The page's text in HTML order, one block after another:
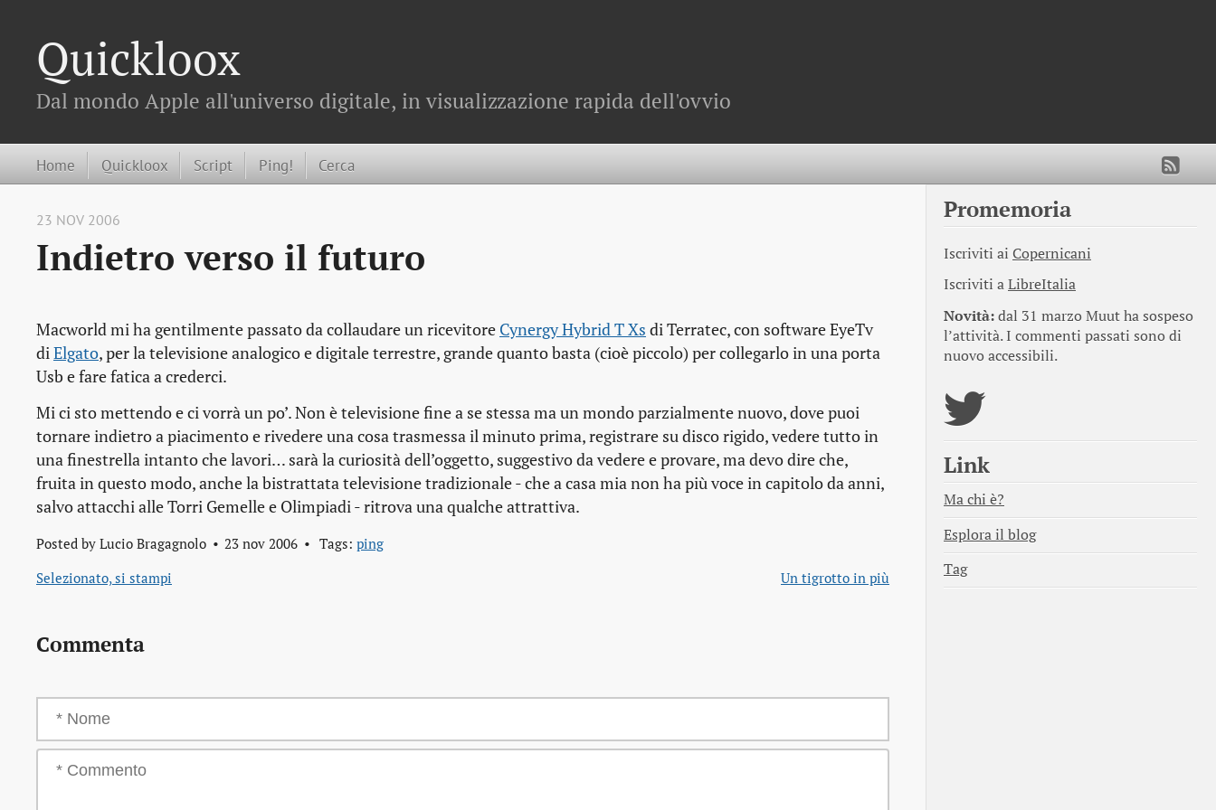
Quickloox
Dal mondo Apple all'universo digitale, in visualizzazione rapida dell'ovvio
Home Quickloox Script Ping! Cerca
23 NOV 2006
Indietro verso il futuro
Macworld mi ha gentilmente passato da collaudare un ricevitore Cynergy Hybrid T Xs di Terratec, con software EyeTv
diElgato, per la televisione analogico e digitale terrestre, grande quanto basta (cioè piccolo) per collegarlo in una porta
Usb e fare fatica a crederci.
Mi ci sto mettendo e ci vorrà un po’. Non è televisione fine a se stessa ma un mondo parzialmente nuovo, dove puoi
tornare indietro a piacimento e rivedere una cosa trasmessa il minuto prima, registrare su disco rigido, vedere tutto in
una finestrella intanto che lavori… sarà la curiosità dell’oggetto, suggestivo da vedere e provare, ma devo dire che,
fruita in questo modo, anche la bistrattata televisione tradizionale - che a casa mia non ha più voce in capitolo da anni,
salvo attacchi alle Torri Gemelle e Olimpiadi - ritrova una qualche attrattiva.
Posted by Lucio Bragagnolo 23 nov 2006 Tags: ping
Selezionato, si stampi
Un tigrotto in più
Commenta
Promemoria
Iscriviti ai Copernicani
Iscriviti aLibreItalia
Novità:dal 31 marzo Muut ha sospeso
l’attività. I commenti passati sono di
nuovo accessibili.
Link
Ma chi è?
Esplora il blog
Tag